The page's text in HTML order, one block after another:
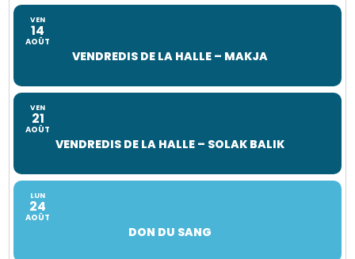
VEN
14
AOÛT
VENDREDIS DE LA HALLE – MAKJA
VEN
21
AOÛT
VENDREDIS DE LA HALLE – SOLAK BALIK
LUN
24
AOÛT
DON DU SANG